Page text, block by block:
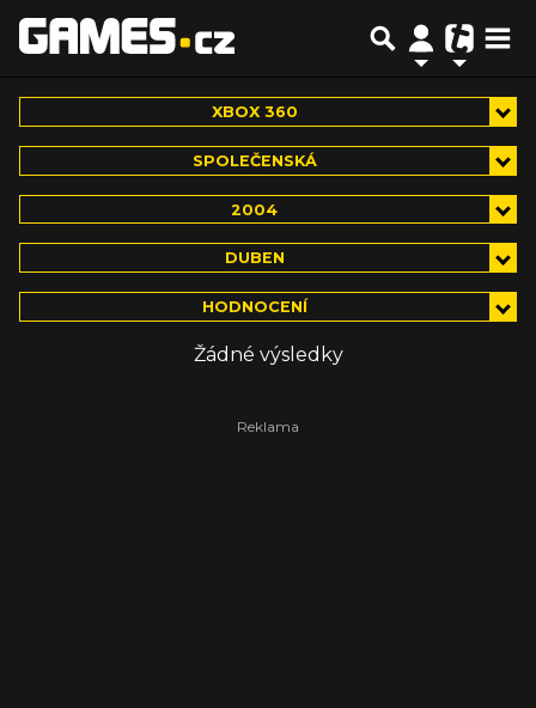
XBOX 360
SPOLEČENSKÁ
2004
DUBEN
HODNOCENÍ
Žádné výsledky